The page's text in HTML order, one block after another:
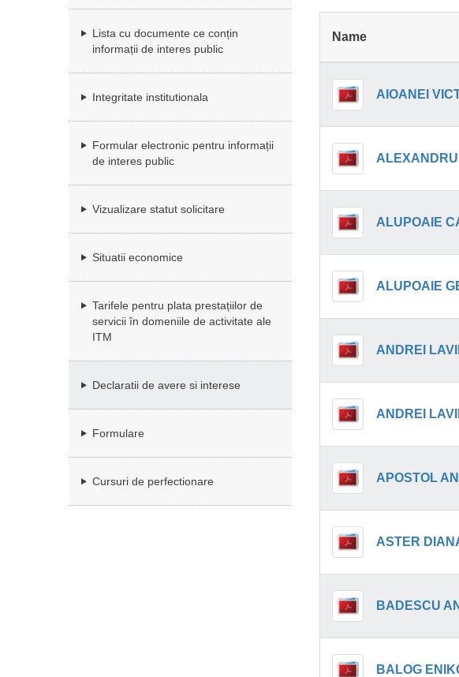
Lista cu documente ce conțin
informații de interes public
Integritate institutionala
Formular electronic pentru informații
de interes public
Vizualizare statut solicitare
Situatii economice
Tarifele pentru plata prestațiilor de
servicii în domeniile de activitate ale
ITM
Declaratii de avere si interese
Formulare
Cursuri de perfectionare
Name
AIOANEI
ALUPOAIE
ALUPOAIE
ANDREI
ANDREI
APOSTOL
ASTER
BADESCU
BALOG